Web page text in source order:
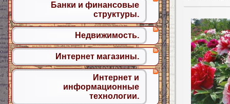
Банки и финансовые
структуры.
Недвижимость.
Интернет магазины.
Интернет и
информационные
технологии.